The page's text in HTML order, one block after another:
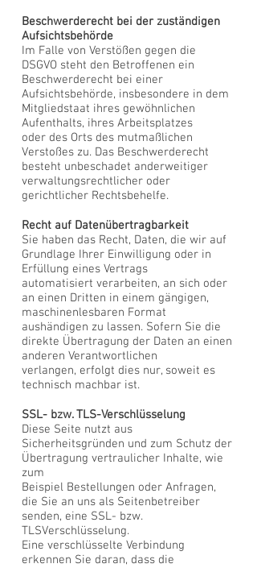
Beschwerderecht bei der zuständigen
Aufsichtsbehörde
Im Falle von Verstößen gegen die
DSGVO steht den Betroffenen ein
Beschwerderecht bei einer
Aufsichtsbehörde, insbesondere in dem
Mitgliedstaat ihres gewöhnlichen
Aufenthalts, ihres Arbeitsplatzes
oder des Orts des mutmaßlichen
Verstoßes zu. Das Beschwerderecht
besteht unbeschadet anderweitiger
verwaltungsrechtlicher oder
gerichtlicher Rechtsbehelfe.
Recht auf Datenübertragbarkeit
Sie haben das Recht, Daten, die wir auf
Grundlage Ihrer Einwilligung oder in
Erfüllung eines Vertrags
automatisiert verarbeiten, an sich oder
an einen Dritten in einem gängigen,
maschinenlesbaren Format
aushändigen zu lassen. Sofern Sie die
direkte Übertragung der Daten an einen
anderen Verantwortlichen
verlangen, erfolgt dies nur, soweit es
technisch machbar ist.
SSL- bzw. TLS-Verschlüsselung
Diese Seite nutzt aus
Sicherheitsgründen und zum Schutz der
Übertragung vertraulicher Inhalte, wie
zum
Beispiel Bestellungen oder Anfragen,
die Sie an uns als Seitenbetreiber
senden, eine SSL- bzw.
TLSVerschlüsselung.
Eine verschlüsselte Verbindung
erkennen Sie daran, dass die